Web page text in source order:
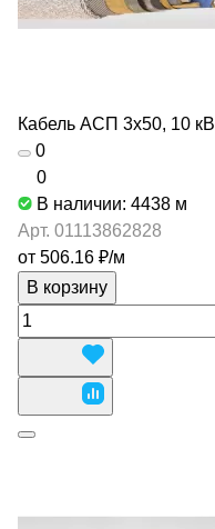
Кабель АСП 3х50, 10 кВ
0
0
В наличии: 4438 м
Арт. 01113862828
от 506.16 ₽/м
В корзину